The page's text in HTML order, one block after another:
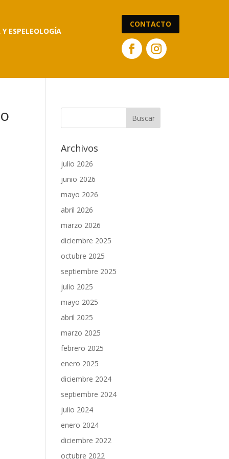
Y ESPELEOLOGÍA
CONTACTO
Archivos
julio 2026
junio 2026
mayo 2026
abril 2026
marzo 2026
diciembre 2025
octubre 2025
septiembre 2025
julio 2025
mayo 2025
abril 2025
marzo 2025
febrero 2025
enero 2025
diciembre 2024
septiembre 2024
julio 2024
enero 2024
diciembre 2022
octubre 2022